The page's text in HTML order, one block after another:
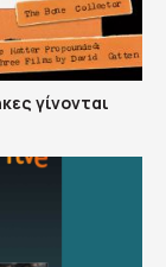
γίνονται